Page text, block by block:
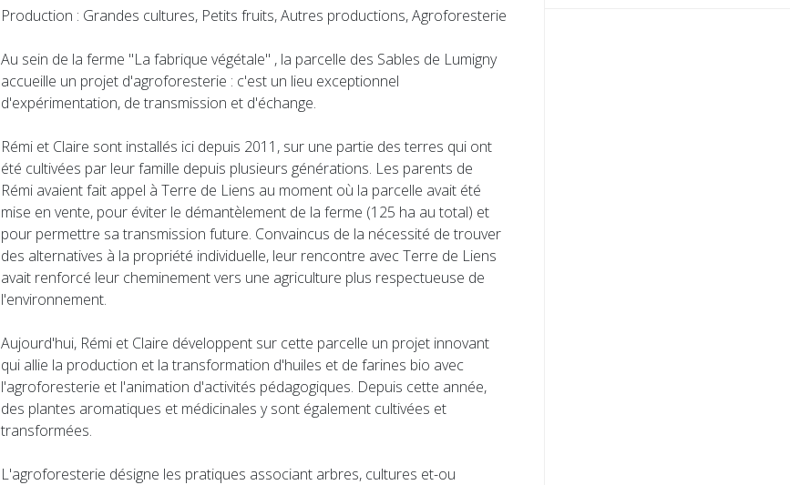
Production : Grandes cultures, Petits fruits, Autres productions, Agroforesterie
Au sein de la ferme "La fabrique végétale" , la parcelle des Sables de Lumigny
accueille un projet d'agroforesterie : c'est un lieu exceptionnel
d'expérimentation, de transmission et d'échange.
Rémi et Claire sont installés ici depuis 2011, sur une partie des terres qui ont
été cultivées par leur famille depuis plusieurs générations. Les parents de
Rémi avaient fait appel à Terre de Liens au moment où la parcelle avait été
mise en vente, pour éviter le démantèlement de la ferme (125 ha au total) et
pour permettre sa transmission future. Convaincus de la nécessité de trouver
des alternatives à la propriété individuelle, leur rencontre avec Terre de Liens
avait renforcé leur cheminement vers une agriculture plus respectueuse de
l'environnement.
Aujourd'hui, Rémi et Claire développent sur cette parcelle un projet innovant
qui allie la production et la transformation d'huiles et de farines bio avec
l'agroforesterie et l'animation d'activités pédagogiques. Depuis cette année,
des plantes aromatiques et médicinales y sont également cultivées et
transformées.
L'agroforesterie désigne les pratiques associant arbres, cultures et-ou